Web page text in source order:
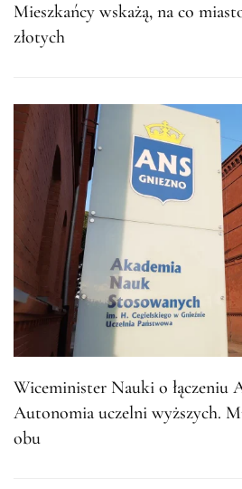
Mieszkańcy wskażą, na co
złotych
Wiceminister Nauki o łączeniu
Autonomia uczelni wyższych.
obu